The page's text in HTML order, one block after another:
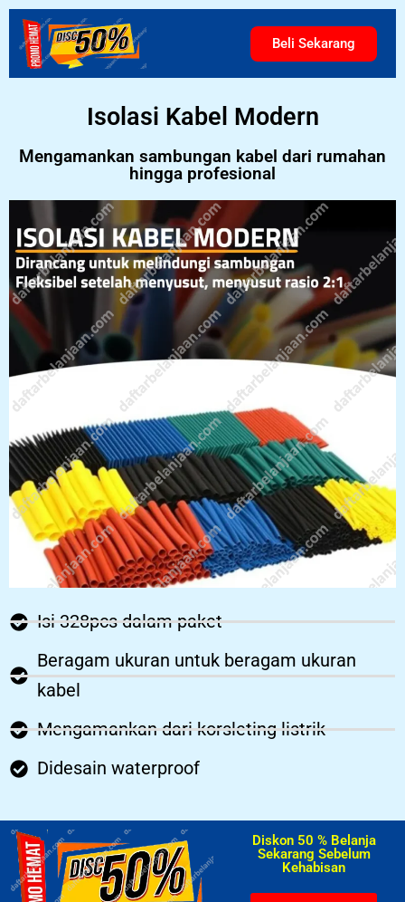
Beli Sekarang
Isolasi Kabel Modern
Mengamankan sambungan kabel dari rumahan
hingga profesional
Isi 328pcs dalam paket
Beragam ukuran untuk beragam ukuran
kabel
Mengamankan dari korsleting listrik
Didesain waterproof
Diskon 50 % Belanja
Sekarang Sebelum
Kehabisan​